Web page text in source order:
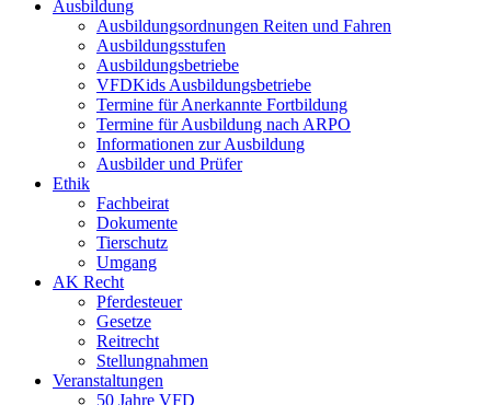
Ausbildung
Ausbildungsordnungen Reiten und Fahren
Ausbildungsstufen
Ausbildungsbetriebe
VFDKids Ausbildungsbetriebe
Termine für Anerkannte Fortbildung
Termine für Ausbildung nach ARPO
Informationen zur Ausbildung
Ausbilder und Prüfer
Ethik
Fachbeirat
Dokumente
Tierschutz
Umgang
AK Recht
Pferdesteuer
Gesetze
Reitrecht
Stellungnahmen
Veranstaltungen
50 Jahre VFD